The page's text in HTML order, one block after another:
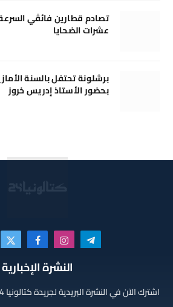
تصادم قطارين فائقَي
عشرات الضحايا
بحضور الأستاذ إدريس خروز
تيلقرام الانستغرامفيسبوكX
النشرة الإخبارية
اشترك الآن في النشرة البريدية لجريدة كتالونيا 24، لتصلك آخر الأخبار يوميا